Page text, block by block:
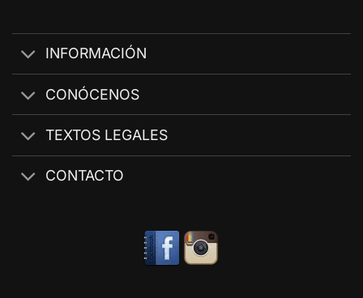
INFORMACIÓN
CONÓCENOS
TEXTOS LEGALES
CONTACTO